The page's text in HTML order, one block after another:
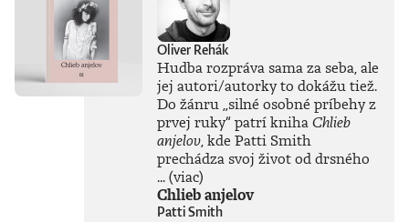
imagináciu, Garáže,
gitaru, klavír,
mamu, otca aj
brata.Štyri
medzihry vo forme
posluchových
jukeboxov testujú
Denisov hudobný
rozhľad. Body
pozbiera takmer za
všetko.Za rozhovor
s Denisom Bangom
o Beatles, ktorý je
Oliver Rehák
Hudba rozpráva sama za seba, ale
jej autori/autorky to dokážu tiež.
Do žánru „silné osobné príbehy z
prvej ruky“patrí knihaChlieb
anjelov, kde Patti Smith
prechádza svoj život od drsného
...(viac)
Chlieb anjelov
Patti Smith